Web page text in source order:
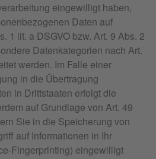
eingewilligt haben,
Daten auf
1 lit. a DSGVO bzw. Art. 9 Abs. 2
Datenkategorien nach Art.
werden. Im Falle einer
in die Übertragung
in Drittstaaten erfolgt die
auf Grundlage von Art. 49
Sie in die Speicherung von
auf Informationen in Ihr
Fingerprinting) eingewilligt